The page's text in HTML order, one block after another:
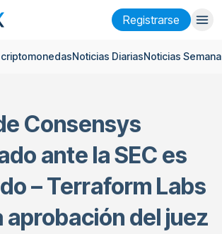
Registrarse
Iniciar sesión Registrarse
Empresa
Investigación
Ayuda
Futurosx50
criptomonedasNoticias DiariasNoticias
Consensys
ante la SEC es
– Terraform Labs
aprobación del juez